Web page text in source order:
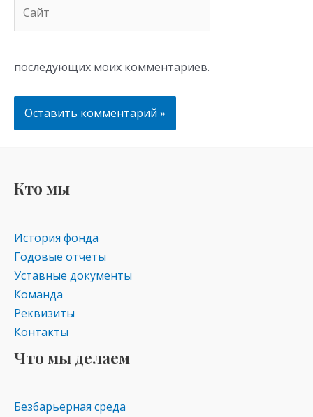
последующих моих комментариев.
Кто мы
История фонда
Годовые отчеты
Уставные документы
Команда
Реквизиты
Контакты
Что мы делаем
Безбарьерная среда